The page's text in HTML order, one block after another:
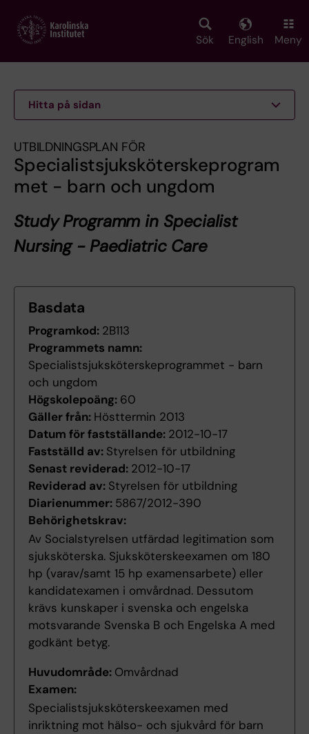
main
Sök English Meny
Hitta på sidan
UTBILDNINGSPLAN FÖR
Specialistsjuksköterskeprogram
met - barn och ungdom
Study Programm in Specialist
Nursing - Paediatric Care
Basdata
Programkod: 2B113
Programmets namn:
Specialistsjuksköterskeprogrammet - barn
och ungdom
Högskolepoäng: 60
Gäller från: Hösttermin 2013
Datum för fastställande: 2012-10-17
Fastställd av: Styrelsen för utbildning
Senast reviderad: 2012-10-17
Reviderad av: Styrelsen för utbildning
Diarienummer: 5867/2012-390
Behörighetskrav:
Av Socialstyrelsen utfärdad legitimation som
sjuksköterska. Sjuksköterskeexamen om 180
hp (varav/samt 15 hp examensarbete) eller
kandidatexamen i omvårdnad. Dessutom
krävs kunskaper i svenska och engelska
motsvarande Svenska B och Engelska A med
godkänt betyg.
Huvudområde: Omvårdnad
Examen:
Specialistsjuksköterskeexamen med
inriktning mot hälso- och sjukvård för barn